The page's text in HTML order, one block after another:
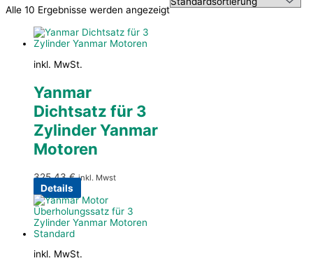
Alle 10 Ergebnisse werden angezeigt
inkl. MwSt.
Yanmar
Dichtsatz für 3
Zylinder Yanmar
Motoren
325,43€ inkl. Mwst
Details
inkl. MwSt.